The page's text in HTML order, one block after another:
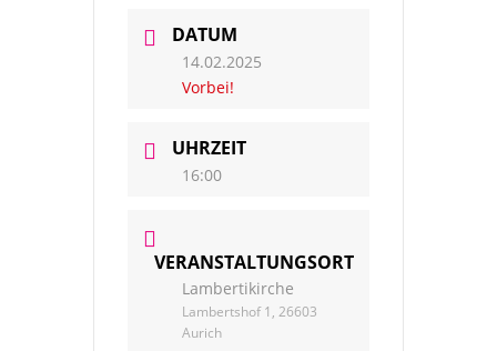
DATUM
14.02.2025
Vorbei!
UHRZEIT
16:00
VERANSTALTUNGSORT
Lambertikirche
Lambertshof 1, 26603
Aurich